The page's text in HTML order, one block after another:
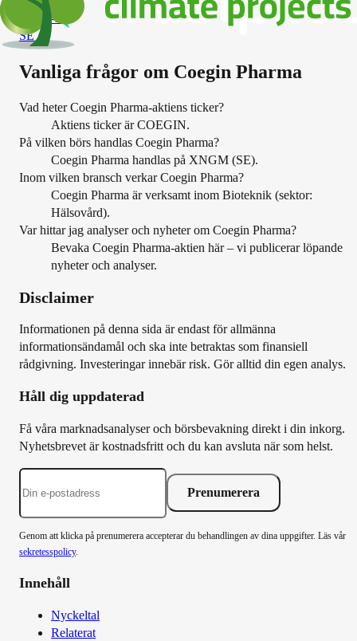
BIOG-B
SE
Vanliga frågor om Coegin Pharma
Vad heter Coegin Pharma-aktiens ticker?
Aktiens ticker är COEGIN.
På vilken börs handlas Coegin Pharma?
Coegin Pharma handlas på XNGM (SE).
Inom vilken bransch verkar Coegin Pharma?
Coegin Pharma är verksamt inom Bioteknik (sektor:
Hälsovård).
Var hittar jag analyser och nyheter om Coegin Pharma?
Bevaka Coegin Pharma-aktien här – vi publicerar löpande
nyheter och analyser.
Disclaimer
Informationen på denna sida är endast för allmänna
informationsändamål och ska inte betraktas som finansiell
rådgivning. Investeringar innebär risk. Gör alltid din egen analys.
Håll dig uppdaterad
Få våra marknadsanalyser och börsbevakning direkt i din inkorg.
Nyhetsbrevet är kostnadsfritt och du kan avsluta när som helst.
Prenumerera
Genom att klicka på prenumerera accepterar du behandlingen av dina uppgifter. Läs vår
sekretesspolicy.
Innehåll
Nyckeltal
Relaterat